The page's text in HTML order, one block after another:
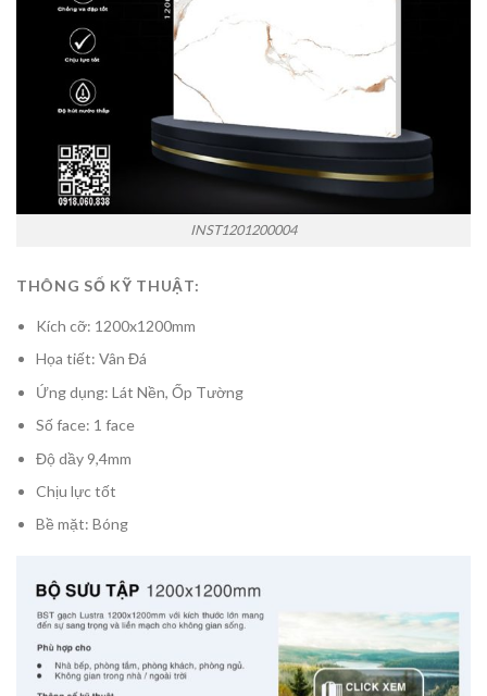
INST1201200004
THÔNG SỐ KỸ THUẬT:
Kích cỡ: 1200x1200mm
Họa tiết: Vân Đá
Ứng dụng: Lát Nền, Ốp Tường
Số face: 1 face
Độ dầy 9,4mm
Chịu lực tốt
Bề mặt: Bóng